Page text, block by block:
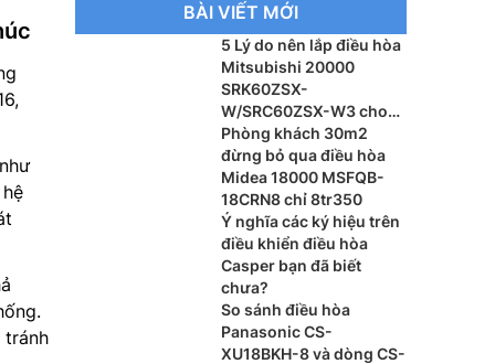
tránh
BÀI VIẾT MỚI
5 Lý do nên lắp điều hòa
Mitsubishi 20000
SRK60ZSX-
W/SRC60ZSX-W3 cho
phòng khách
Phòng khách 30m2
đừng bỏ qua điều hòa
Midea 18000 MSFQB-
18CRN8 chỉ 8tr350
Ý nghĩa các ký hiệu trên
điều khiển điều hòa
Casper bạn đã biết
chưa?
So sánh điều hòa
Panasonic CS-
XU18BKH-8 và dòng CS-